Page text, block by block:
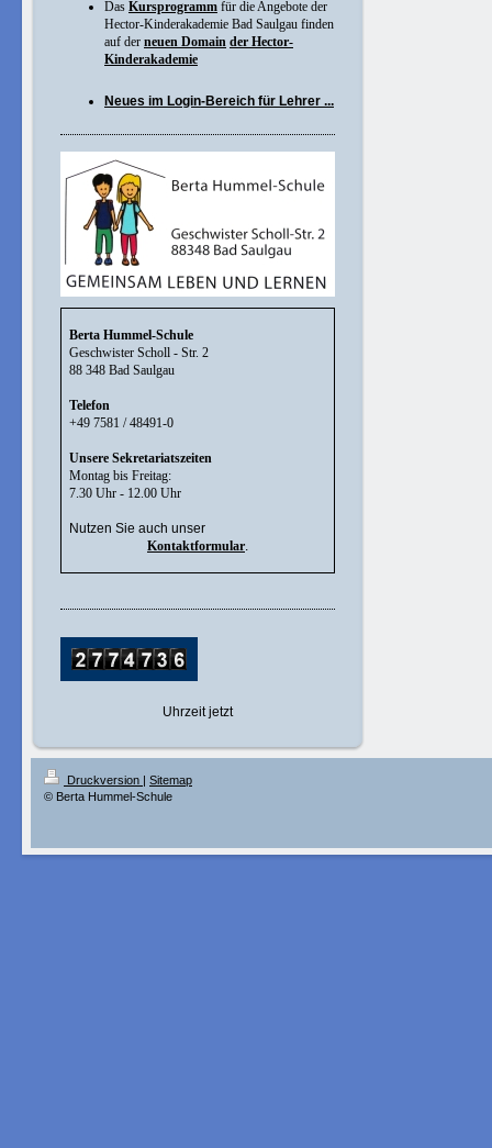
Das Kursprogramm für die Angebote der
Hector-Kinderakademie Bad Saulgau finden
auf der neuen Domain der Hector-
Kinderakademie
Neues im Login-Bereich für Lehrer ...
Berta Hummel-Schule
Geschwister Scholl - Str. 2
88 348 Bad Saulgau
Telefon
+49 7581 / 48491-0
Unsere Sekretariatszeiten
Montag bis Freitag:
7.30 Uhr - 12.00 Uhr
Nutzen Sie auch unser
Kontaktformular.
Uhrzeit jetzt
Druckversion | Sitemap
© Berta Hummel-Schule